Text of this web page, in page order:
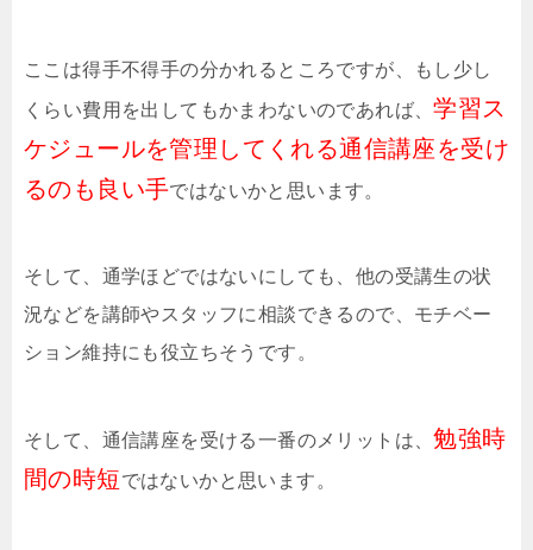
ここは得手不得手の分かれるところですが、もし少し
くらい費用を出してもかまわないのであれば、学習ス
ケジュールを管理してくれる通信講座を受け
るのも良い手ではないかと思います。
そして、通学ほどではないにしても、他の受講生の状
況などを講師やスタッフに相談できるので、モチベー
ション維持にも役立ちそうです。
そして、通信講座を受ける一番のメリットは、勉強時
間の時短ではないかと思います。